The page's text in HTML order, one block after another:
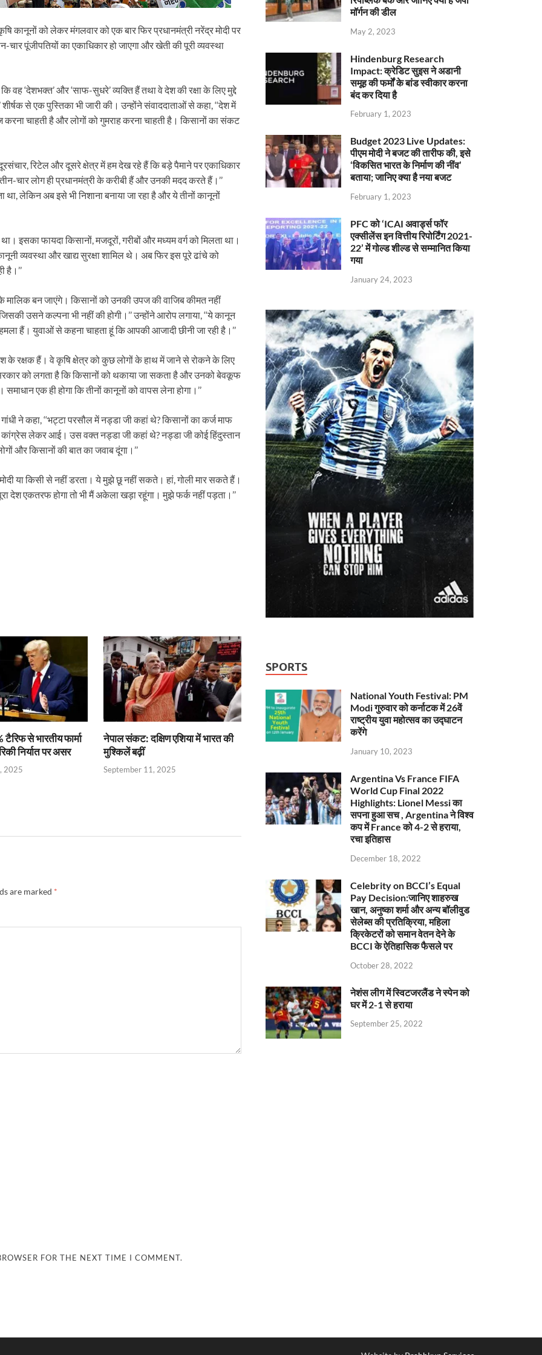
कानूनों को लेकर मंगलवार को एक बार फिर प्रधानमंत्री नरेंद्र मोदी पर
चार पूंजीपतियों का एकाधिकार हो जाएगा और खेती की पूरी व्यवस्था
वह ‘देशभक्त’ और ‘साफ-सुधरे’ व्यक्ति हैं तथा वे देश की रक्षा के लिए मुद्दे
से एक पुस्तिका भी जारी की। उन्होंने संवाददाताओं से कहा, ‘‘देश में
चाहती है और लोगों को गुमराह करना चाहती है। किसानों का संकट
दूरसंचार, रिटेल और दूसरे क्षेत्र में हम देख रहे हैं कि बड़े पैमाने पर एकाधिकार
चार लोग ही प्रधानमंत्री के करीबी हैं और उनकी मदद करते हैं।’’
लेकिन अब इसे भी निशाना बनाया जा रहा है और ये तीनों कानूनों
इसका फायदा किसानों, मजदूरों, गरीबों और मध्यम वर्ग को मिलता था।
व्यवस्था और खाद्य सुरक्षा शामिल थे। अब फिर इस पूरे ढांचे को
है।’’
के मालिक बन जाएंगे। किसानों को उनकी उपज की वाजिब कीमत नहीं
उसने कल्पना भी नहीं की होगी।’’ उन्होंने आरोप लगाया, ‘‘ये कानून
हैं। युवाओं से कहना चाहता हूं कि आपकी आजादी छीनी जा रही है।’’
के रक्षक हैं। वे कृषि क्षेत्र को कुछ लोगों के हाथ में जाने से रोकने के लिए
को लगता है कि किसानों को थकाया जा सकता है और उनको बेवकूफ
एक ही होगा कि तीनों कानूनों को वापस लेना होगा।’’
ने कहा, ‘‘भट्टा परसौल में नड्डा जी कहां थे? किसानों का कर्ज माफ
लेकर आई। उस वक्त नड्डा जी कहां थे? नड्डा जी कोई हिंदुस्तान
और किसानों की बात का जवाब दूंगा।’’
या किसी से नहीं डरता। ये मुझे छू नहीं सकते। हां, गोली मार सकते हैं।
देश एकतरफ होगा तो भी मैं अकेला खड़ा रहूंगा। मुझे फर्क नहीं पड़ता।’’
से भारतीय फार्मा
निर्यात पर असर
2025
नेपाल संकट: दक्षिण एशिया में भारत की
मुश्किलें बढ़ीं
September 11, 2025
are marked *
FOR THE NEXT TIME I COMMENT.
मॉर्गन की डील
May 2, 2023
Hindenburg Research
Impact: क्रेडिट सुइस ने अडानी
समूह की फर्मों के बांड स्वीकार करना
बंद कर दिया है
February 1, 2023
Budget 2023 Live Updates:
पीएम मोदी ने बजट की तारीफ की, इसे
‘विकसित भारत के निर्माण की नींव’
बताया; जानिए क्या है नया बजट
February 1, 2023
PFC को ‘ICAI अवार्ड्स फॉर
एक्सीलेंस इन वित्तीय रिपोर्टिंग 2021-
22’ में गोल्ड शील्ड से सम्मानित किया
गया
January 24, 2023
SPORTS
National Youth Festival: PM
Modi गुरुवार को कर्नाटक में 26वें
राष्ट्रीय युवा महोत्सव का उद्घाटन
करेंगे
January 10, 2023
Argentina Vs France FIFA
World Cup Final 2022
Highlights: Lionel Messi का
सपना हुआ सच , Argentina ने विश्व
कप में France को 4-2 से हराया,
रचा इतिहास
December 18, 2022
Celebrity on BCCI’s Equal
Pay Decision:जानिए शाहरुख
खान, अनुष्का शर्मा और अन्य बॉलीवुड
सेलेब्स की प्रतिक्रिया, महिला
क्रिकेटरों को समान वेतन देने के
BCCI के ऐतिहासिक फैसले पर
October 28, 2022
नेशंस लीग में स्विटजरलैंड ने स्पेन को
घर में 2-1 से हराया
September 25, 2022